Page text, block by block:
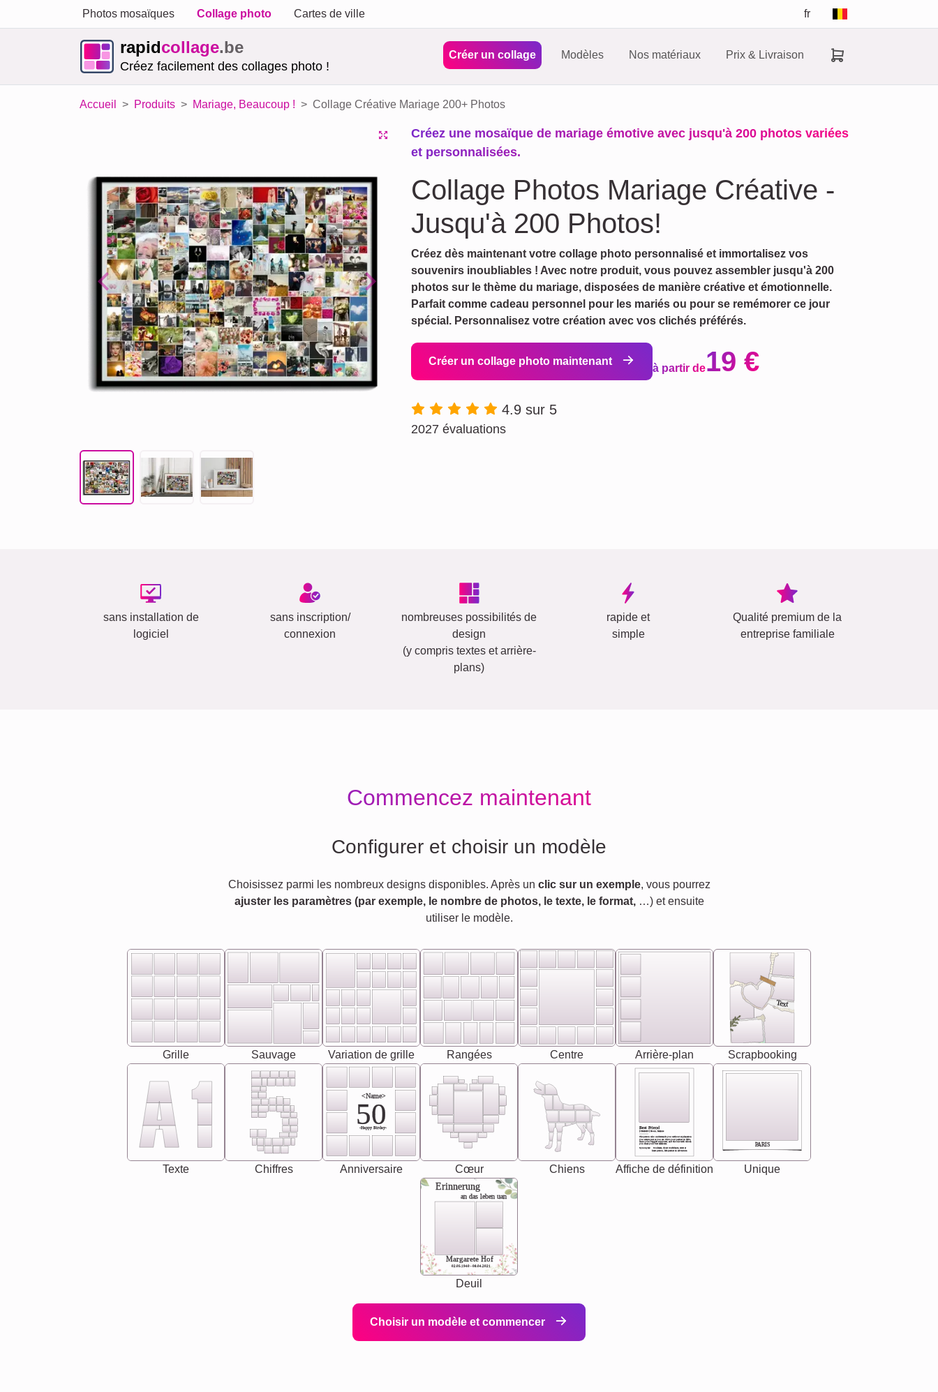
Photos mosaïques Collage photo Cartes de ville fr
rapidcollage.be
Créez facilement des collages photo !
Créer un collage Modèles Nos matériaux Prix & Livraison
Accueil Produits Mariage, Beaucoup ! Collage Créative Mariage 200+ Photos
Previous Next
Créez une mosaïque de mariage émotive avec jusqu'à 200 photos variées
et personnalisées.
Collage Photos Mariage Créative -
Jusqu'à 200 Photos!
Créez dès maintenant votre collage photo personnalisé et immortalisez vos
souvenirs inoubliables ! Avec notre produit, vous pouvez assembler jusqu'à 200
photos sur le thème du mariage, disposées de manière créative et émotionnelle.
Parfait comme cadeau personnel pour les mariés ou pour se remémorer ce jour
spécial. Personnalisez votre création avec vos clichés préférés.
Créer un collage photo maintenant
à partir de19 €
4.9 sur 5
2027 évaluations
sans installation de
logiciel
sans inscription/
connexion
nombreuses possibilités de
design
(y compris textes et arrière-
plans)
rapide et
simple
Qualité premium de la
entreprise familiale
Commencez maintenant
Configurer et choisir un modèle
Choisissez parmi les nombreux designs disponibles. Après un clic sur un exemple, vous pourrez
ajuster les paramètres (par exemple, le nombre de photos, le texte, le format,…) et ensuite
utiliser le modèle.
Grille Sauvage Variation de grille Rangées Centre Arrière-plan
Text
Scrapbooking
Texte Chiffres
<Name>
50
-Happy Birday-
Anniversaire Cœur Chiens
Best Friend
[<NAME>] Noun, feminie
Synonyms: Soulmate, closet confidante, sister at
heart person, life partner in adventure.
The person who understands you without explanation
you accepts just as you are. She's your partner in life's,
chaos your biggest supporter, and the one with whom
you share your best memories.
Affiche de définition
PARIS
Unique
Erinnerung
an das leben uan
Margarete Hof
02.05.1940 - 08.04.2021
Deuil
Choisir un modèle et commencer